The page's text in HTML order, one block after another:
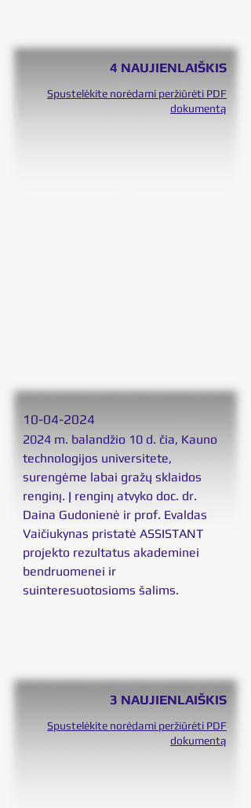
4 NAUJIENLAIŠKIS
Spustelėkite norėdami peržiūrėti PDF
dokumentą
10-04-2024
2024 m. balandžio 10 d. čia, Kauno
technologijos universitete,
surengėme labai gražų sklaidos
renginį. Į renginį atvyko doc. dr.
Daina Gudonienė ir prof. Evaldas
Vaičiukynas pristatė ASSISTANT
projekto rezultatus akademinei
bendruomenei ir
suinteresuotosioms šalims.
3 NAUJIENLAIŠKIS
Spustelėkite norėdami peržiūrėti PDF
dokumentą